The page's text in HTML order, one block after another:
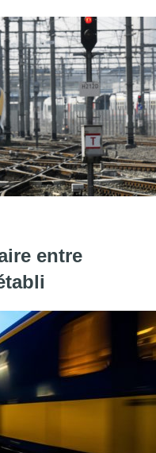
"Un vol de câbles
entre